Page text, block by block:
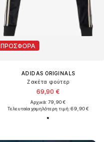
ΠΡΟΣΦΟΡΑ
ADIDAS ORIGINALS
Ζακέτα φούτερ
69,90 €
Αρχικά: 79,90 €
Τελευταία χαμηλότερη τιμή:69,90 €